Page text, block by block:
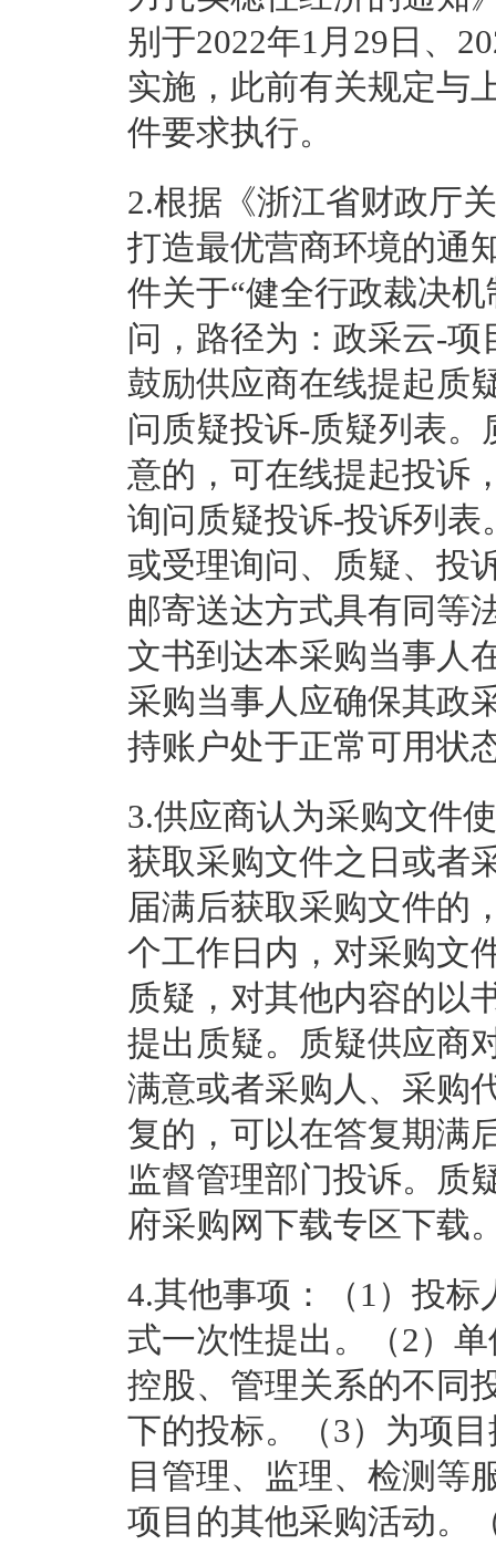
别于2022年1月29日、
实施，此前有关规定与
件要求执行。
2.根据《浙江省财政厅
打造最优营商环境的通
件关于“健全行政裁决
问，路径为：政采云-
鼓励供应商在线提起质
问质疑投诉-质疑列表
意的，可在线提起投诉
询问质疑投诉-投诉列
或受理询问、质疑、投
邮寄送达方式具有同等
文书到达本采购当事人
采购当事人应确保其政
持账户处于正常可用状
3.供应商认为采购文件
获取采购文件之日或者
届满后获取采购文件的
个工作日内，对采购文
质疑，对其他内容的以
提出质疑。质疑供应商
满意或者采购人、采购
复的，可以在答复期满
监督管理部门投诉。质
府采购网下载专区下载
4.其他事项：
（1）投
式一次性提出。（2）
控股、管理关系的不同
下的投标。（3）为项
目管理、监理、检测等
项目的其他采购活动。